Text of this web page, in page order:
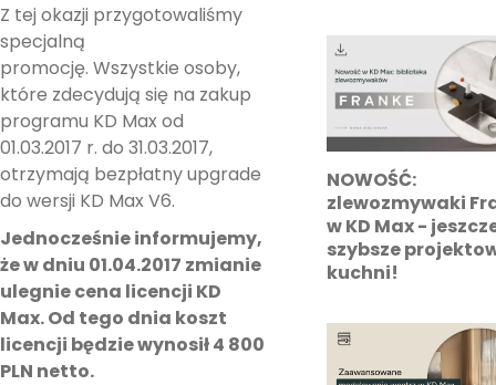
Z tej okazji przygotowaliśmy
specjalną
promocję. Wszystkie osoby,
które zdecydują się na zakup
programu KD Max od
01.03.2017 r. do 31.03.2017,
otrzymają bezpłatny upgrade
do wersji KD Max V6.
Jednocześnie informujemy,
że w dniu 01.04.2017 zmianie
ulegnie cena licencji KD
Max. Od tego dnia koszt
licencji będzie wynosił 4 800
PLN netto.
NOWOŚĆ:
zlewozmywaki
w KD Max -
szybsze
kuchni!